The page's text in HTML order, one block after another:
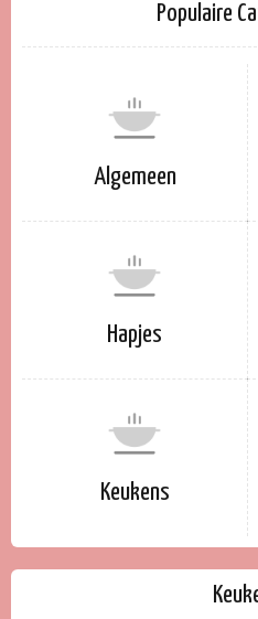
Populaire
Algemeen
Hapjes
Keukens